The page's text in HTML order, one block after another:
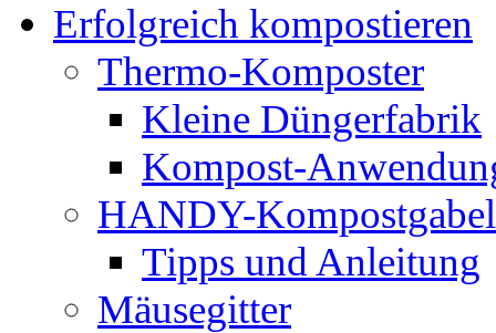
Erfolgreich kompostieren
Thermo-Komposter
Kleine Düngerfabrik
Kompost-
HANDY-Kompostgabel
Tipps und Anleitung
Mäusegitter